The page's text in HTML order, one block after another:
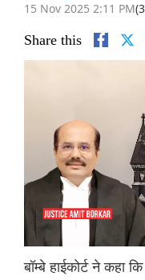
15 Nov 2025 2:11 PM
Share this
बॉम्बे हाईकोर्ट ने कहा